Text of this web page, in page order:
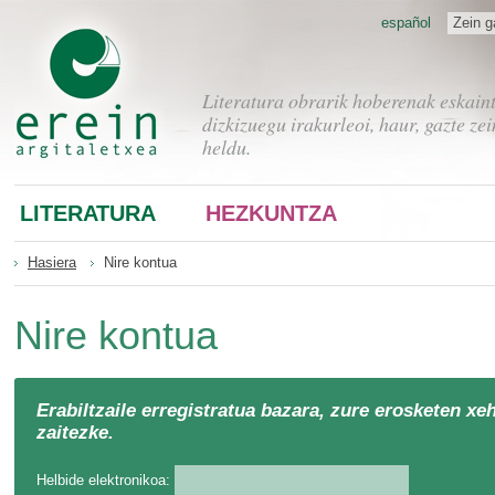
Literatura obrarik hoberenak
dizkizuegu irakurleoi, haur, gazte
heldu.
Zein
español
LITERATURA HEZKUNTZA
Hasiera Nire kontua
Nire kontua
Erabiltzaile erregistratua bazara, zure erosketen
zaitezke.
Helbide elektronikoa: